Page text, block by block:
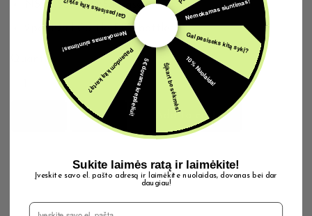
NS20 50ml 50/50 base
2pcs 10ml Gorilla PET bottles
Quantity
+ Add to cart
Nemokamas siuntimas!
Gal pasiseks kitą sykį?
10% Nuolaida!
Šįkart be sėkmės!
5€ dovana krepšeliui!
Pabandom kitą kartą?
Nemokamas siuntimas!
Gal pasiseks kitą sykį?
Sukite laimės ratą ir laimėkite!
Įveskite savo el. pašto adresą ir laimėkite nuolaidas, dovanas bei dar
daugiau!
El. Pašto adresas